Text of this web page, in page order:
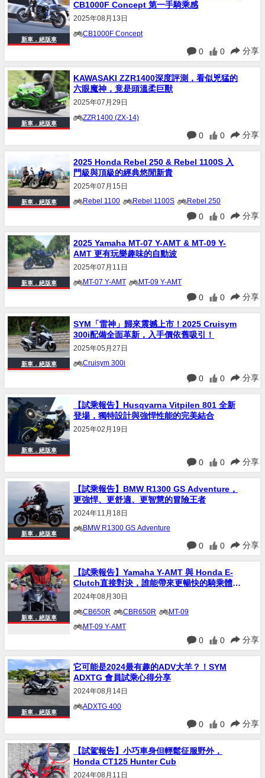
新車．絕版車
CB1000F Concept 第一手騎乘感
2025年08月13日
CB1000F Concept
0 0 分享
新車．絕版車
KAWASAKI ZZR1400深度評測，看似兇猛的
六眼魔神，竟是頭溫柔巨獸
2025年07月29日
ZZR1400 (ZX-14)
0 0 分享
新車．絕版車
2025 Honda Rebel 250 & Rebel 1100S 入
門級與頂級的經典悠閒新貴
2025年07月15日
Rebel 1100 Rebel 1100S Rebel 250
0 0 分享
新車．絕版車
2025 Yamaha MT-07 Y-AMT & MT-09 Y-
AMT 更有玩樂趣味的自動波
2025年07月11日
MT-07 Y-AMT MT-09 Y-AMT
0 0 分享
新車．絕版車
SYM「雷神」歸來震撼上市！2025 Cruisym
300i配備全面革新，入手價依舊吸引！
2025年05月27日
Cruisym 300i
0 0 分享
新車．絕版車
【試乘報告】Husqvarna Vitpilen 801 全新
登場，獨特設計與強悍性能的完美結合
2025年02月19日
0 0 分享
新車．絕版車
【試乘報告】BMW R1300 GS Adventure，
更強悍、更舒適、更智慧的冒險王者
2024年11月18日
BMW R1300 GS Adventure
0 0 分享
新車．絕版車
【試乘報告】Yamaha Y-AMT 與 Honda E-
Clutch直接對決，誰能帶來更暢快的騎乘體
驗？
2024年08月30日
CB650R CBR650R MT-09
MT-09 Y-AMT
0 0 分享
新車．絕版車
它可能是2024最有趣的ADV大羊？！SYM
ADXTG 會員試乘心得分享
2024年08月14日
ADXTG 400
0 0 分享
【試駕報告】小巧車身但輕鬆征服野外，
Honda CT125 Hunter Cub
2024年08月11日